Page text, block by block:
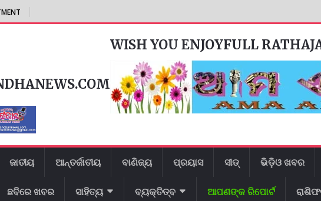
WISH YOU ENJOYFULL
ଜାତୀୟ ଆନ୍ତର୍ଜାତୀୟ ବାଣିଜ୍ୟ ପ୍ରୟାସ ସୀଡ୍ ଭିଡ଼ିଓ ଖବର
ଛବିରେ ଖବର ସାହିତ୍ୟ ବ୍ୟକ୍ତିତ୍ବ ଆପଣଙ୍କ ରିପୋର୍ଟ